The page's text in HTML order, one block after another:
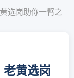
选岗助你一臂之
老黄选岗